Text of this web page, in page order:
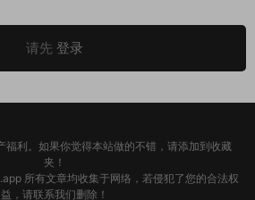
请先 登录
福利。如果你觉得本站做的不错，请添加到收藏
夹！
所有文章均收集于网络，若侵犯了您的合法权
益，请联系我们删除！